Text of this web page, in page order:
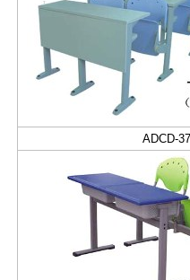
ADCD-